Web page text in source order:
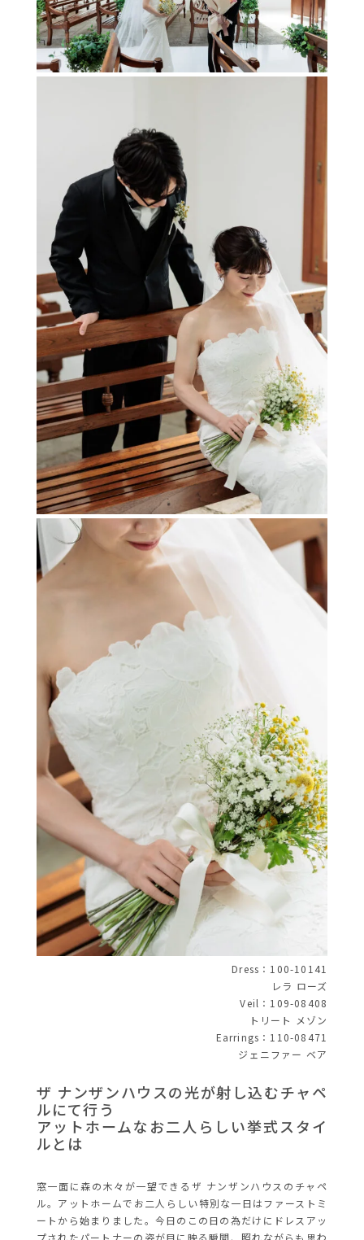
Dress：100-10141
レラ ローズ
Veil：109-08408
トリート メゾン
Earrings：110-08471
ジェニファー ベア
ザ ナンザンハウスの光が射し込むチャペ
ルにて行う
アットホームなお二人らしい挙式スタイ
ルとは
窓一面に森の木々が一望できるザ ナンザンハウスのチャペ
ル。アットホームでお二人らしい特別な一日はファーストミ
ートから始まりました。今日のこの日の為だけにドレスアッ
プされたパートナーの姿が目に映る瞬間、照れながらも思わ